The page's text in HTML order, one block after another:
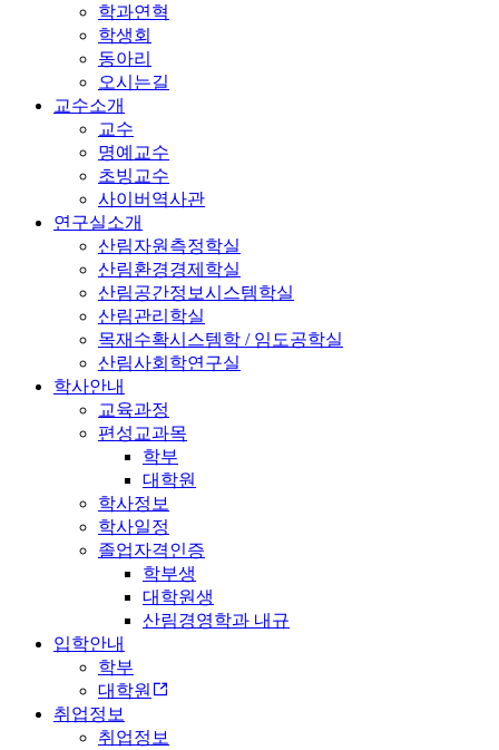
학과연혁
학생회
동아리
오시는길
교수소개
교수
명예교수
초빙교수
사이버역사관
연구실소개
산림자원측정학실
산림환경경제학실
산림공간정보시스템학실
산림관리학실
목재수확시스템학 / 임도공학실
산림사회학연구실
학사안내
교육과정
편성교과목
학부
대학원
학사정보
학사일정
졸업자격인증
학부생
대학원생
산림경영학과 내규
입학안내
학부
대학원
취업정보
취업정보